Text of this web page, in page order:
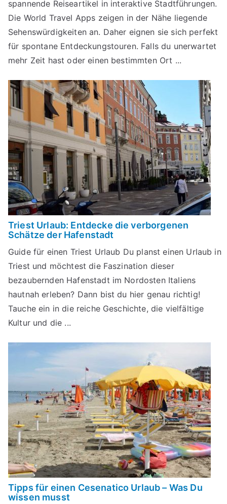
spannende Reiseartikel in interaktive Stadtführungen.
Die World Travel Apps zeigen in der Nähe liegende
Sehenswürdigkeiten an. Daher eignen sie sich perfekt
für spontane Entdeckungstouren. Falls du unerwartet
mehr Zeit hast oder einen bestimmten Ort ...
Triest Urlaub: Entdecke die verborgenen
Schätze der Hafenstadt
Guide für einen Triest Urlaub Du planst einen Urlaub in
Triest und möchtest die Faszination dieser
bezaubernden Hafenstadt im Nordosten Italiens
hautnah erleben? Dann bist du hier genau richtig!
Tauche ein in die reiche Geschichte, die vielfältige
Kultur und die ...
Tipps für einen Cesenatico Urlaub – Was Du
wissen musst